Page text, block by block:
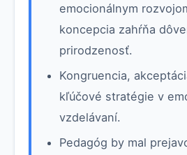
emocionálnym
koncepcia zahŕňa
prirodzenosť.
Kongruencia,
kľúčové stratégie v
vzdelávaní.
Pedagóg by mal